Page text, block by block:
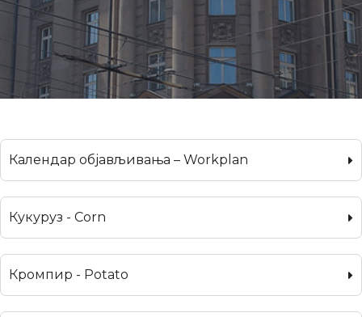
Календар објављивања – Workplan
Кукуруз - Corn
Кромпир - Potato